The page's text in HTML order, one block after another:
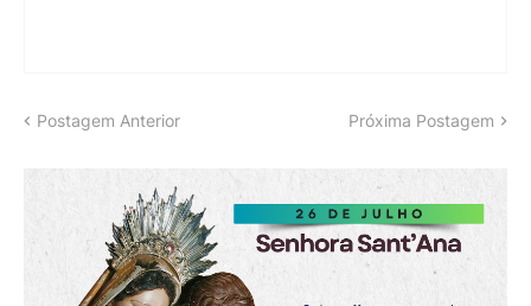
Postagem Anterior Próxima Postagem